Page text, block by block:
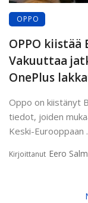
OPPO
OPPO
Vakuuttaa
OnePlus
Oppo on kiistänyt
tiedot, joiden
Keski-Eurooppaan
Kirjoittanut Eero